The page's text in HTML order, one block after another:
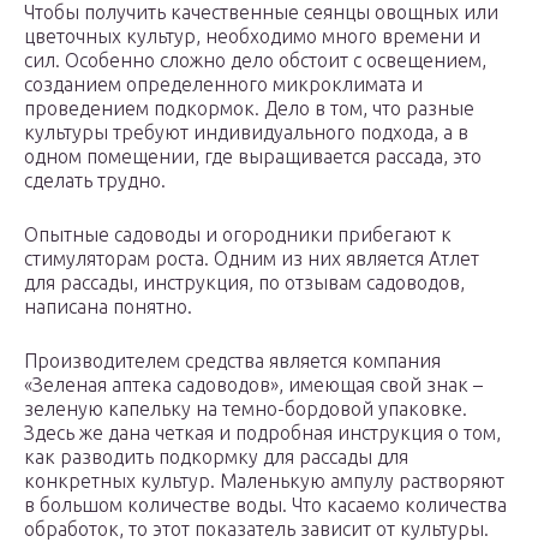
Чтобы получить качественные сеянцы овощных или
цветочных культур, необходимо много времени и
сил. Особенно сложно дело обстоит с освещением,
созданием определенного микроклимата и
проведением подкормок. Дело в том, что разные
культуры требуют индивидуального подхода, а в
одном помещении, где выращивается рассада, это
сделать трудно.
Опытные садоводы и огородники прибегают к
стимуляторам роста. Одним из них является Атлет
для рассады, инструкция, по отзывам садоводов,
написана понятно.
Производителем средства является компания
«Зеленая аптека садоводов», имеющая свой знак –
зеленую капельку на темно-бордовой упаковке.
Здесь же дана четкая и подробная инструкция о том,
как разводить подкормку для рассады для
конкретных культур. Маленькую ампулу растворяют
в большом количестве воды. Что касаемо количества
обработок, то этот показатель зависит от культуры.